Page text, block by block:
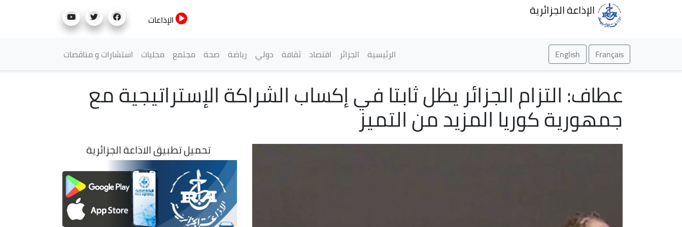
الإذاعة الجزائرية
الإذاعات
Français
English القائمة الرئيسية
الرئيسية الجزائر اقتصاد ثقافة دولي رياضة صحة مجتمع محليات استشارات و مناقصات
عطاف: التزام الجزائر يظل ثابتا في إكساب الشراكة الإستراتيجية مع
جمهورية كوريا المزيد من التميز
تحميل تطبيق الاذاعة الجزائرية